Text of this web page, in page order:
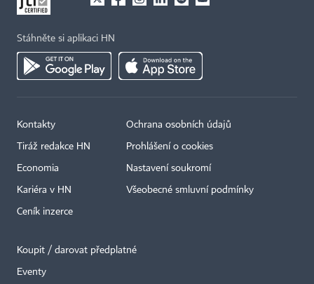
Stáhněte si aplikaci HN
Kontakty
Tiráž redakce HN
Economia
Kariéra v HN
Ceník inzerce
Ochrana osobních údajů
Prohlášení o cookies
Nastavení soukromí
Všeobecné smluvní podmínky
Koupit / darovat předplatné
Eventy